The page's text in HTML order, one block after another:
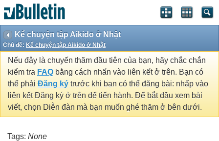
Kể chuyện tập Aikido ở Nhật
Chủ đề: Kể chuyện tập Aikido ở Nhật
Nếu đây là chuyến thăm đầu tiên của bạn, hãy chắc chắn
kiểm tra FAQ bằng cách nhấn vào liên kết ở trên. Bạn có
thể phải Đăng ký trước khi bạn có thể đăng bài: nhấp vào
liên kết Đăng ký ở trên để tiến hành. Để bắt đầu xem bài
viết, chọn Diễn đàn mà bạn muốn ghé thăm ở bên dưới.
Tags: None